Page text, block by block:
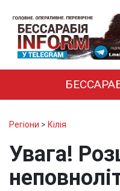
Регіони > Кілія
Увага!